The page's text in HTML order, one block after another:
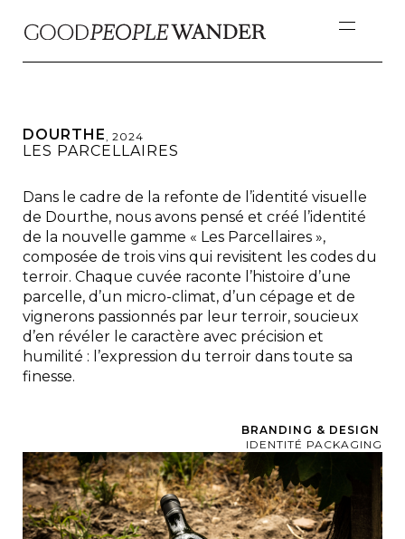
DOURTHE, 2024
LES PARCELLAIRES
Dans le cadre de la refonte de l’identité visuelle
de Dourthe, nous avons pensé et créé l’identité
de la nouvelle gamme « Les Parcellaires »,
composée de trois vins qui revisitent les codes du
terroir. Chaque cuvée raconte l’histoire d’une
parcelle, d’un micro-climat, d’un cépage et de
vignerons passionnés par leur terroir, soucieux
d’en révéler le caractère avec précision et
humilité : l’expression du terroir dans toute sa
finesse.
BRANDING & DESIGN
IDENTITÉ PACKAGING